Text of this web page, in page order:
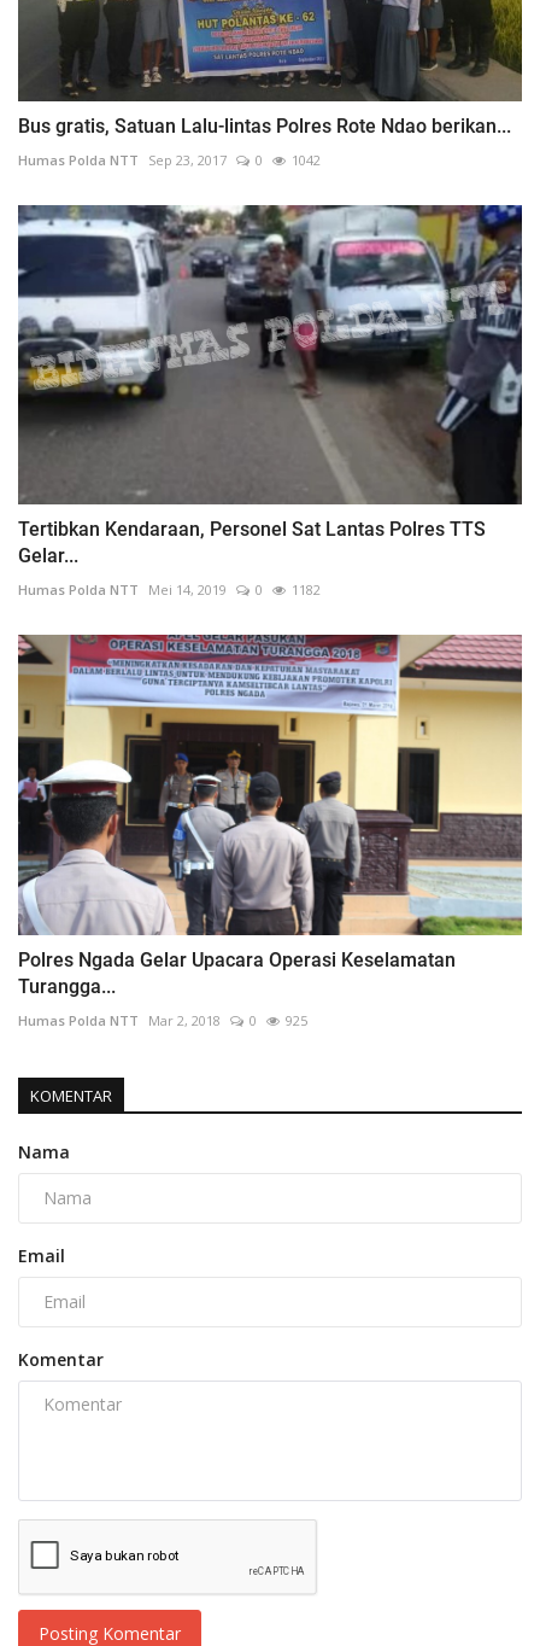
Bus gratis, Satuan Lalu-lintas Polres Rote Ndao berikan...
Humas Polda NTT Sep 23, 2017 0 1042
Tertibkan Kendaraan, Personel Sat Lantas Polres TTS
Gelar...
Humas Polda NTT Mei 14, 2019 0 1182
Polres Ngada Gelar Upacara Operasi Keselamatan
Turangga...
Humas Polda NTT Mar 2, 2018 0 925
KOMENTAR
Nama
Email
Komentar
Posting Komentar